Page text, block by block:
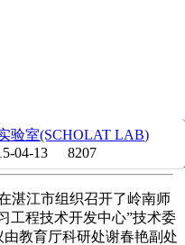
验室(SCHOLAT LAB)
04-13 8207
湛江市组织召开了岭南师
工程技术开发中心”技术委
教育厅科研处谢春艳副处